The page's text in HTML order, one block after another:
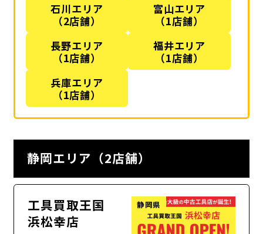
石川エリア
（2店舗）
富山エリア
（1店舗）
長野エリア
（1店舗）
福井エリア
（1店舗）
兵庫エリア
（1店舗）
静岡エリア（2店舗）
工具買取王国
浜松幸店
静岡県